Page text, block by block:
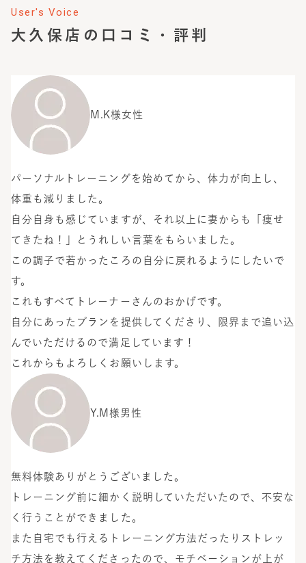
大久保店 の口コミ・評判
User's Voice
M.K様 女性
パーソナルトレーニングを始めてから、体力が向上し、
体重も減りました。
自分自身も感じていますが、それ以上に妻からも「痩せ
てきたね！」とうれしい言葉をもらいました。
この調子で若かったころの自分に戻れるようにしたいで
す。
これもすべてトレーナーさんのおかげです。
自分にあったプランを提供してくださり、限界まで追い込
んでいただけるので満足しています！
これからもよろしくお願いします。
Y.M様 男性
無料体験ありがとうございました。
トレーニング前に細かく説明していただいたので、不安な
く行うことができました。
また自宅でも行えるトレーニング方法だったりストレッ
チ方法を教えてくださったので、モチベーションが上が